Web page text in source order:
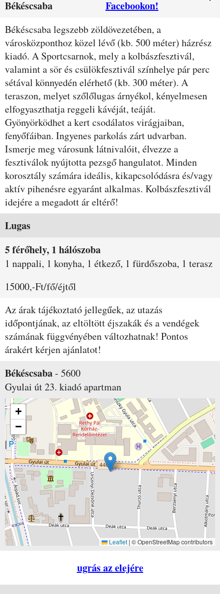
Békéscsaba
Facebookon!
Leírás
Békéscsaba legszebb zöldövezetében, a
városközponthoz közel lévő (kb. 500 méter) házrész
kiadó. A Sportcsarnok, mely a kolbászfesztivál,
valamint a sör és csülökfesztivál színhelye pár perc
sétával könnyedén elérhető (kb. 300 méter). A
teraszon, melyet szőlőlugas árnyékol, kényelmesen
elfogyaszthatja reggeli kávéját, teáját.
Gyönyörködhet a kert csodálatos virágjaiban,
fenyőfáiban. Ingyenes parkolás zárt udvarban.
Ismerje meg városunk látnivalóit, élvezze a
fesztiválok nyújtotta pezsgő hangulatot. Minden
korosztály számára ideális, kikapcsolódásra és/vagy
aktív pihenésre egyaránt alkalmas. Kolbászfesztivál
idejére a megadott ár eltérő!
Szobák és árak
Lugas
5 férőhely, 1 hálószoba
1 nappali, 1 konyha, 1 étkező, 1 fürdőszoba, 1 terasz
15000,-Ft/fő/éjtől
Az árak tájékoztató jellegűek, az utazás
időpontjának, az eltöltött éjszakák és a vendégek
számának függvényében változhatnak! Pontos
árakért kérjen ajánlatot!
Békéscsaba- 5600
Gyulai út 23. kiadó apartman
+
−
Leaflet | © OpenStreetMap contributors
ugrás az elejére